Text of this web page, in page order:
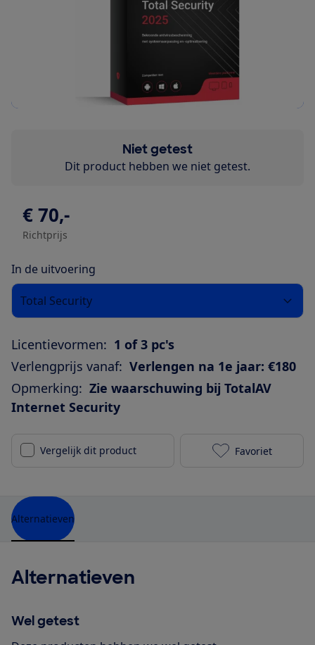
Niet getest
Dit product hebben we niet getest.
€ 70,-
Richtprijs
In de uitvoering
Total Security
Licentievormen: 1 of 3 pc's
Verlengprijs vanaf: Verlengen na 1e jaar: €180
Opmerking: Zie waarschuwing bij TotalAV
Internet Security
Vergelijk dit product TotalAV
Favoriet
Alternatieven
Alternatieven
Wel getest